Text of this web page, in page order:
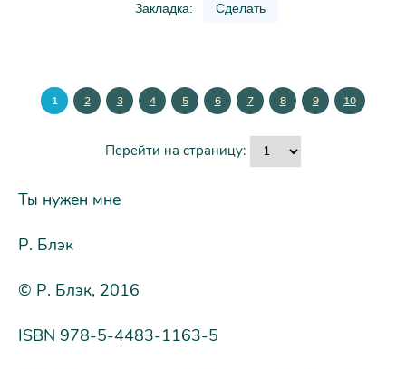
Закладка: Сделать
1 2 3 4 5 6 7 8 9 10
Перейти на страницу:
Ты нужен мне
Р. Блэк
© Р. Блэк, 2016
ISBN 978-5-4483-1163-5